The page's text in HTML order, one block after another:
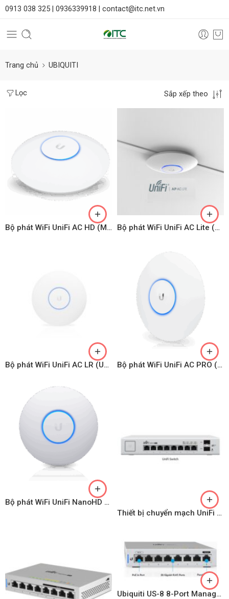
0913 038 325 | 0936339918 | contact@itc.net.vn
Trang chủ UBIQUITI
Lọc Sắp xếp theo
Bộ phát WiFi UniFi AC HD (Model: UAP-AC-HD) Bộ phát WiFi UniFi AC Lite (UAP-AC-Lite)
Bộ phát WiFi UniFi AC LR (UAP-AC-LR) Bộ phát WiFi UniFi AC PRO (UAP-AC-PRO)
Bộ phát WiFi UniFi NanoHD (Model: UAP-nanoHD)
Thiết bị chuyển mạch UniFi Switch 8 150W (Model: US-8-150W)
Ubiquiti US-8 8-Port Managed Gigabit Switch